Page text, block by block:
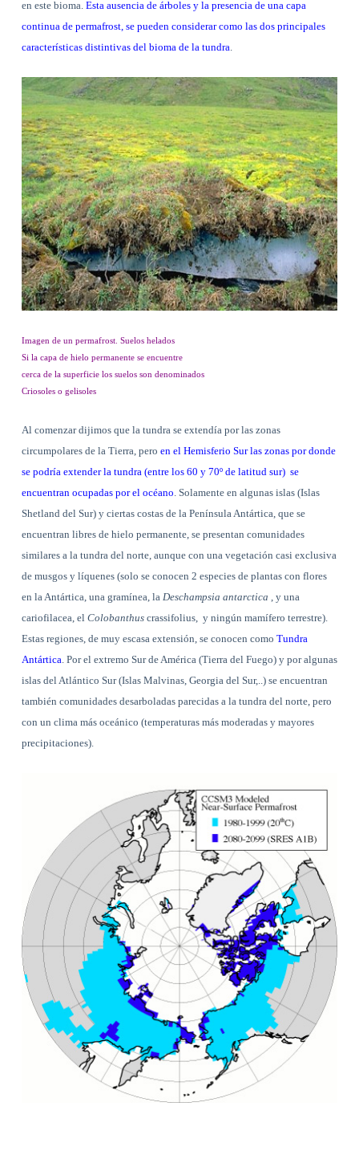
en este bioma. Esta ausencia de árboles y la presencia de una capa
continua de permafrost, se pueden considerar como las dos principales
características distintivas del bioma de la tundra
Imagen de un permafrost. Suelos helados
Si la capa de hielo permanente se encuentre
cerca de la superficie los suelos son denominados
Criosoles o gelisoles
Al comenzar dijimos que la tundra se extendía por las zonas
circumpolares de la Tierra, pero en el Hemisferio Sur las zonas por donde
se podría extender la tundra (entre los 60 y 70º de latitud sur) se
encuentran ocupadas por el océano . Solamente en algunas islas (Islas
Shetland del Sur) y ciertas costas de la Península Antártica, que se
encuentran libres de hielo permanente, se presentan comunidades
similares a la tundra del norte, aunque con una vegetación casi exclusiva
de musgos y líquenes (solo se conocen 2 especies de plantas con flores
en la Antártica, una gramínea, la Deschampsia antarctica , y una
cariofilacea, el Colobanthus crassifolius, y ningún mamífero terrestre).
Estas regiones, de muy escasa extensión, se conocen como Tundra
Antártica . Por el extremo Sur de América (Tierra del Fuego) y por algunas
islas del Atlántico Sur (Islas Malvinas, Georgia del Sur,..) se encuentran
también comunidades desarboladas parecidas a la tundra del norte, pero
con un clima más oceánico (temperaturas más moderadas y mayores
precipitaciones).